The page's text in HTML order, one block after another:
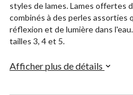
styles de lames. Lames offertes
combinés à des perles assorties
réflexion et de lumière dans
tailles 3, 4 et 5.
Afficher plus de détails